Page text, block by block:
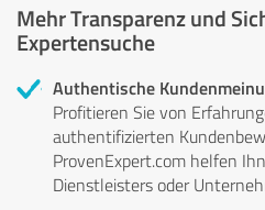
Mehr Transparenz und
Expertensuche
Authentische
Profitieren Sie von
authentifizierten
ProvenExpert.com helfen
Dienstleisters oder